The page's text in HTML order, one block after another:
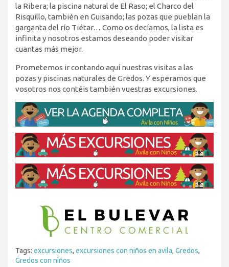
la Ribera; la piscina natural de El Raso; el Charco del
Risquillo, también en Guisando; las pozas que pueblan la
garganta del río Tiétar… Como os decíamos, la lista es
infinita y nosotros estamos deseando poder visitar
cuantas más mejor.
Prometemos ir contando aquí nuestras visitas a las
pozas y piscinas naturales de Gredos. Y esperamos que
vosotros nos contéis también vuestras excursiones.
Tags: excursiones, excursiones con niños en avila, Gredos,
Gredos con niños